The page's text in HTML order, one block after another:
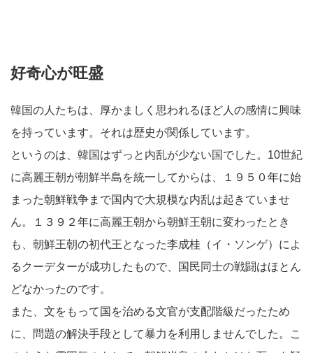
好奇心が旺盛
韓国の人たちは、厚かましく思われるほど人の感情に興味
を持っています。それは歴史が関係しています。
というのは、韓国はずっと内乱が少ない国でした。10世紀
に高麗王朝が朝鮮半島を統一してからは、１９５０年に始
まった朝鮮戦争まで国内で大規模な内乱は起きていませ
ん。１３９２年に高麗王朝から朝鮮王朝に変わったとき
も、朝鮮王朝の初代王となった李成桂（イ・ソンゲ）によ
るクーデターが成功したもので、国民同士の戦闘はほとん
どなかったのです。
また、文をもって国を治める文官が支配階級だったため
に、問題の解決手段として暴力を利用しませんでした。こ